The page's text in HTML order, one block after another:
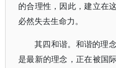
的合理性，因此，建立在
必然失去生命力。
其四和谐。和谐的理
是最新的理念，正在被国